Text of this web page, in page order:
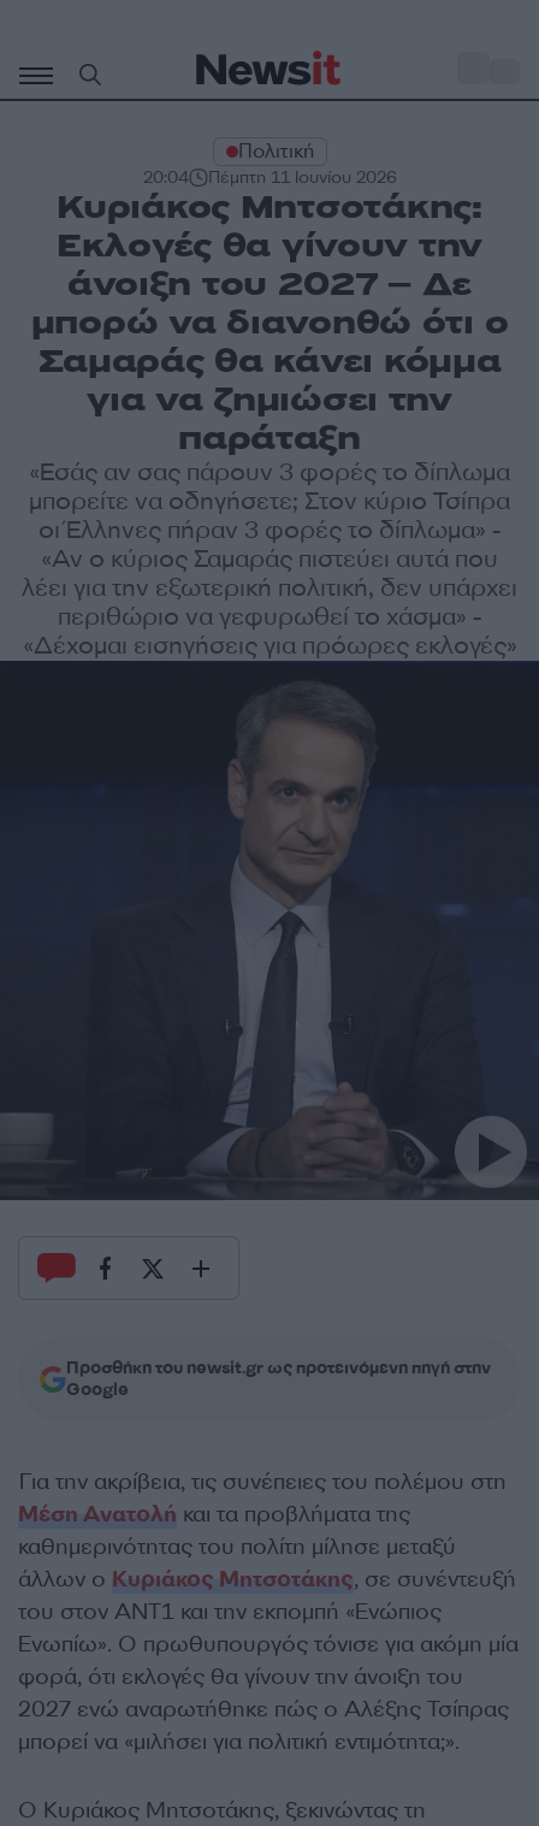
περιεχόμενο
Πολιτική
20:04 Πέμπτη 11 Ιουνίου 2026
Κυριάκος Μητσοτάκης:
Εκλογές θα γίνουν την
άνοιξη του 2027 – Δε
μπορώ να διανοηθώ ότι ο
Σαμαράς θα κάνει κόμμα
για να ζημιώσει την
παράταξη
«Εσάς αν σας πάρουν 3 φορές το δίπλωμα
μπορείτε να οδηγήσετε; Στον κύριο Τσίπρα
οι Έλληνες πήραν 3 φορές το δίπλωμα» -
«Αν ο κύριος Σαμαράς πιστεύει αυτά που
λέει για την εξωτερική πολιτική, δεν υπάρχει
περιθώριο να γεφυρωθεί το χάσμα» -
«Δέχομαι εισηγήσεις για πρόωρες εκλογές»
Προσθήκη του newsit.gr ως προτεινόμενη πηγή στην
Google
Για την ακρίβεια, τις συνέπειες του πολέμου στη
Μέση Ανατολή και τα προβλήματα της
καθημερινότητας του πολίτη μίλησε μεταξύ
άλλων ο Κυριάκος Μητσοτάκης, σε συνέντευξή
του στον ΑΝΤ1 και την εκπομπή «Ενώπιος
Ενωπίω». Ο πρωθυπουργός τόνισε για ακόμη μία
φορά, ότι εκλογές θα γίνουν την άνοιξη του
2027 ενώ αναρωτήθηκε πώς ο Αλέξης Τσίπρας
μπορεί να «μιλήσει για πολιτική εντιμότητα;».
Ο Κυριάκος Μητσοτάκης, ξεκινώντας τη